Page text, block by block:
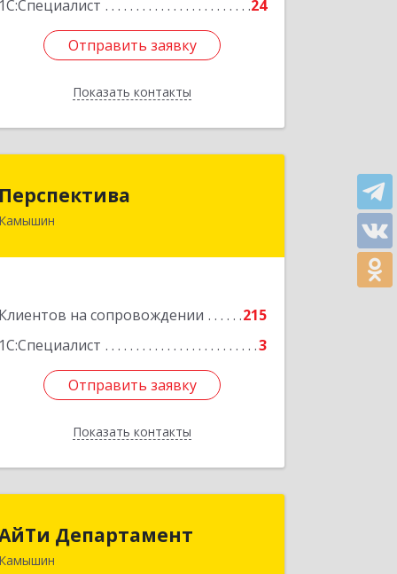
1С:Специалист
24
Отправить заявку
Показать контакты
Отправить заявку
Назад
Перспектива
Камышин
Клиентов на сопровождении
215
1С:Специалист
3
Отправить заявку
Показать контакты
403850, Волгоградская обл, Камышин
Отправить заявку
Назад
Департамент
Камышин
403882, Волгоградская обл, Камышин